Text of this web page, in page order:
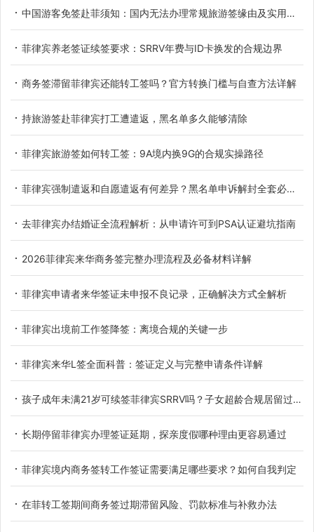
中国游客免签赴菲须知：国内无法办理常规旅游签缘由及实用替代方案
菲律宾养老签证续签要求：SRRV年费与ID卡换发的合规边界
商务签滞留菲律宾还能转工签吗？官方转换门槛与自查方法详解
持旅游签赴菲律宾打工遭遣返，黑名单多久能够清除
菲律宾旅游签如何转工签：9A境内换9G的合规实操路径
菲律宾强制遣返和自愿遣返有何差异？黑名单申诉解封全套必备材料详解
去菲律宾办结婚证全流程解析：从申请许可到PSA认证避坑指南
2026菲律宾来华商务签完整办理流程及必备材料详解
菲律宾申请者来华签证未申报不良记录，正确解决方式全解析
菲律宾出境前工作签降签：离境合规的关键一步
菲律宾来华L签全面科普：签证定义与完整申请条件详解
孩子成年未满21岁可续签菲律宾SRRV吗？子女超龄合规居留过渡办法详解
长期停留菲律宾办理签证延期，探亲度假哪种理由更容易通过
菲律宾境内商务签转工作签证需要满足哪些要求？如何自我判定
在菲转工签期间商务签过期滞留风险、罚款标准与补救办法